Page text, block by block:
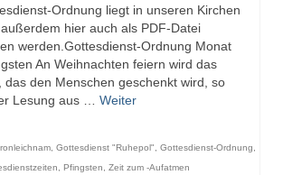
Ordnung liegt in unseren Kirchen
hier auch als PDF-Datei
werden.Gottesdienst-Ordnung Monat
An Weihnachten feiern wird das
das den Menschen geschenkt wird, so
Lesung aus … Weiter
Gottesdienst "Ruhepol" Gottesdienst-Ordnung
Pfingsten Zeit zum -Aufatmen